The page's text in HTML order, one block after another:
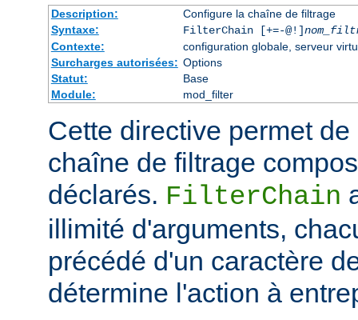
Description:
Configure la chaîne de filtrage
Syntaxe:
FilterChain [+=-@!]
Contexte:
configuration globale, serveur
Surcharges autorisées: Options
Statut:
Base
Module:
mod_filter
Cette directive permet
chaîne de filtrage
déclarés. FilterChain
illimité d'arguments,
précédé d'un caractère
détermine l'action à